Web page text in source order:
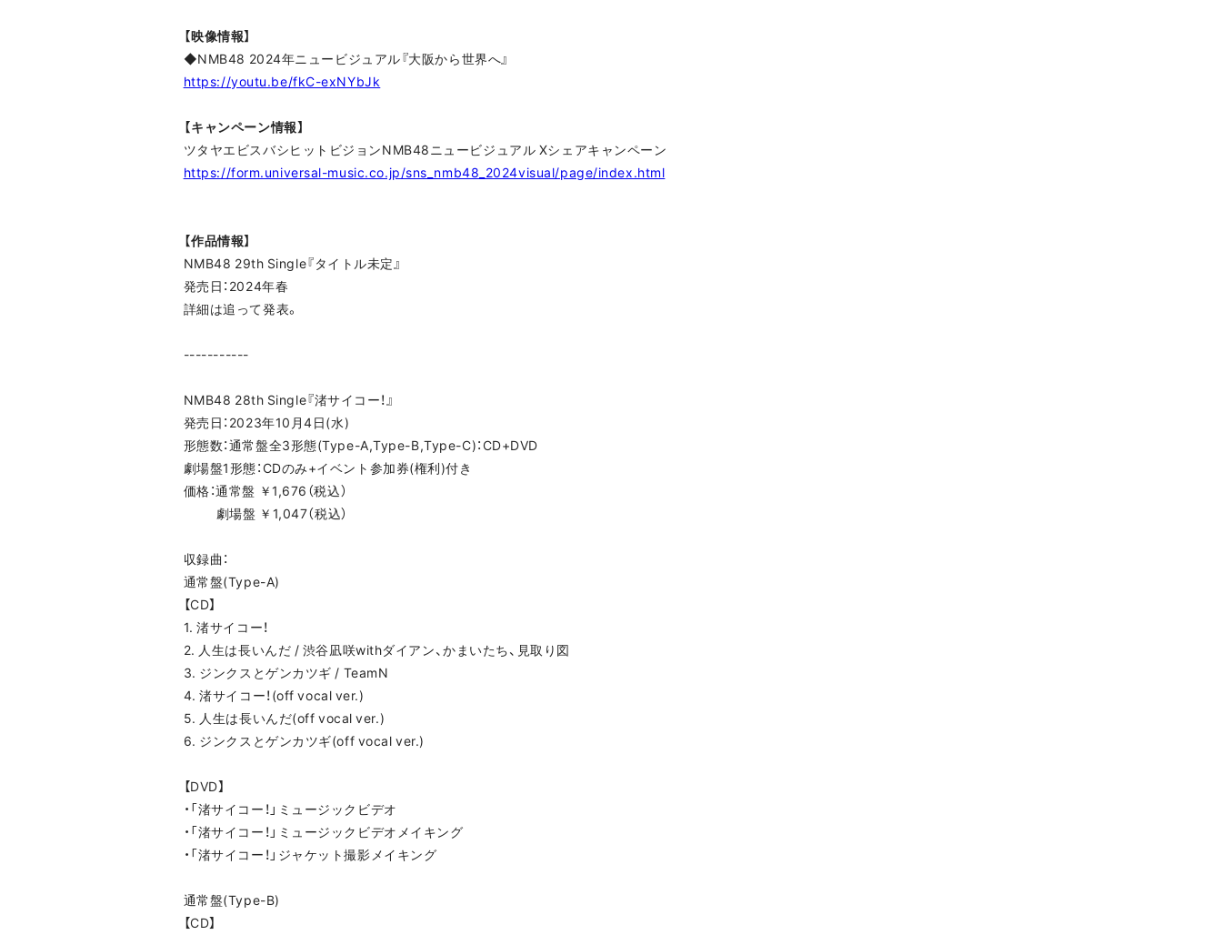
【映像情報】
◆NMB48 2024年ニュービジュアル『大阪から世界へ』
https://youtu.be/fkC-exNYbJk
【キャンペーン情報】
ツタヤエビスバシヒットビジョンNMB48ニュービジュアル Xシェアキャンペーン
https://form.universal-music.co.jp/sns_nmb48_2024visual/page/index.html
【作品情報】
NMB48 29th Single『タイトル未定』
発売日：2024年春
詳細は追って発表。
-----------
NMB48 28th Single『渚サイコー！』
発売日：2023年10月4日(水)
形態数：通常盤全3形態(Type-A,Type-B,Type-C)：CD+DVD
劇場盤1形態：CDのみ+イベント参加券(権利)付き
価格：通常盤 ￥1,676（税込）
劇場盤 ￥1,047（税込）
収録曲：
通常盤(Type-A)
【CD】
1. 渚サイコー！
2. 人生は長いんだ / 渋谷凪咲withダイアン、かまいたち、見取り図
3. ジンクスとゲンカツギ / TeamN
4. 渚サイコー！(off vocal ver.)
5. 人生は長いんだ(off vocal ver.)
6. ジンクスとゲンカツギ(off vocal ver.)
【DVD】
・「渚サイコー！」ミュージックビデオ
・「渚サイコー！」ミュージックビデオメイキング
・「渚サイコー！」ジャケット撮影メイキング
通常盤(Type-B)
【CD】